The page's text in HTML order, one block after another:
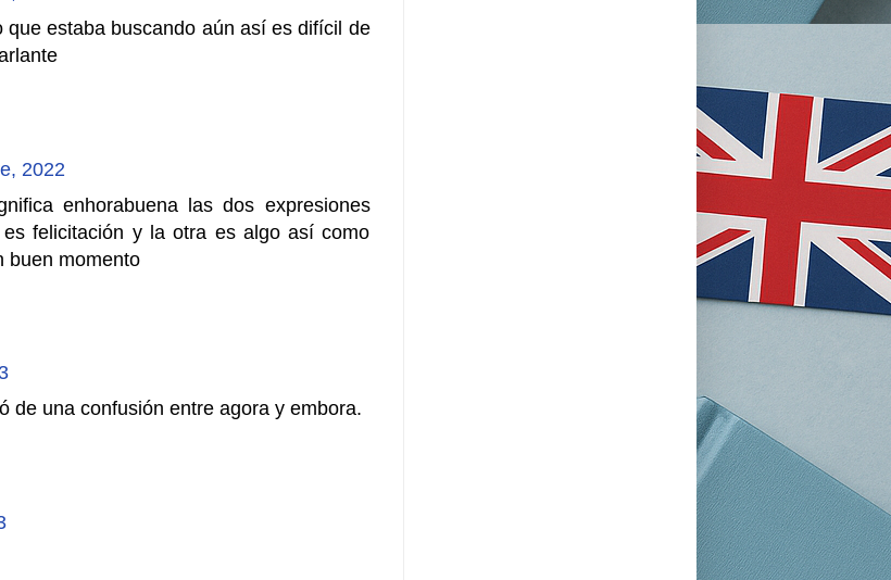
estaba buscando aún así es difícil de
2022
enhorabuena las dos expresiones
felicitación y la otra es algo así como
buen momento
de una confusión entre agora y embora.